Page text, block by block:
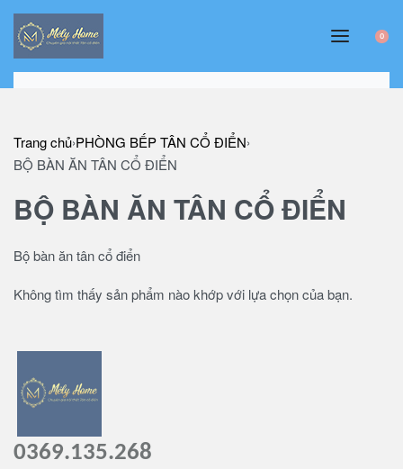
0
Trang chủ›PHÒNG BẾP TÂN CỔ ĐIỂN›
BỘ BÀN ĂN TÂN CỔ ĐIỂN
BỘ BÀN ĂN TÂN CỔ ĐIỂN
Bộ bàn ăn tân cổ điển
Không tìm thấy sản phẩm nào khớp với lựa chọn của bạn.
0369.135.268